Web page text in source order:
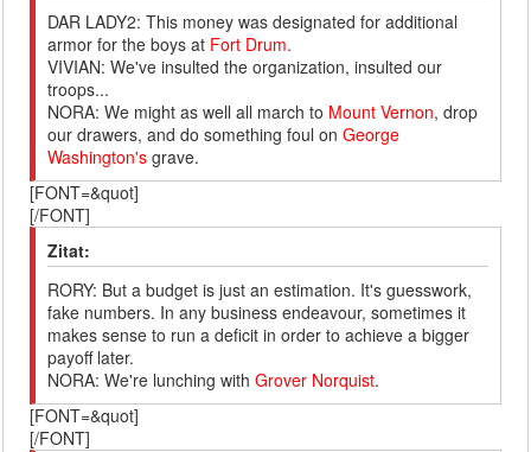
DAR LADY2: This money was designated for additional
armor for the boys at Fort Drum.
VIVIAN: We've insulted the organization, insulted our
troops...
NORA: We might as well all march to Mount Vernon, drop
our drawers, and do something foul onGeorge
Washington's grave.
[FONT=&quot]
[/FONT]
Zitat:
RORY: But a budget is just an estimation. It's guesswork,
fake numbers. In any business endeavour, sometimes it
makes sense to run a deficit in order to achieve a bigger
payoff later.
NORA: We're lunching withGrover Norquist.
[FONT=&quot]
[/FONT]